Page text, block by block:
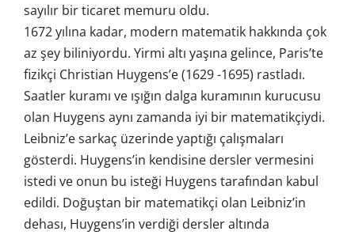
sayılır bir ticaret memuru oldu.
1672 yılına kadar, modern matematik hakkında çok
az şey biliniyordu. Yirmi altı yaşına gelince, Paris’te
fizikçi Christian Huygens’e (1629 -1695) rastladı.
Saatler kuramı ve ışığın dalga kuramının kurucusu
olan Huygens aynı zamanda iyi bir matematikçiydi.
Leibniz’e sarkaç üzerinde yaptığı çalışmaları
gösterdi. Huygens’in kendisine dersler vermesini
istedi ve onun bu isteği Huygens tarafından kabul
edildi. Doğuştan bir matematikçi olan Leibniz’in
dehası, Huygens’in verdiği dersler altında